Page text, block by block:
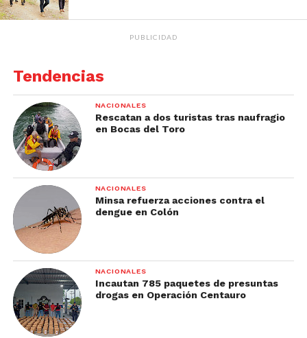
PUBLICIDAD
Tendencias
NACIONALES
Rescatan a dos turistas tras naufragio
en Bocas del Toro
NACIONALES
Minsa refuerza acciones contra el
dengue en Colón
NACIONALES
Incautan 785 paquetes de presuntas
drogas en Operación Centauro